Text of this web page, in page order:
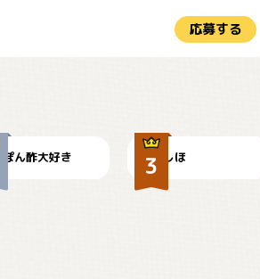
応募する
ぽん酢大好き しほ